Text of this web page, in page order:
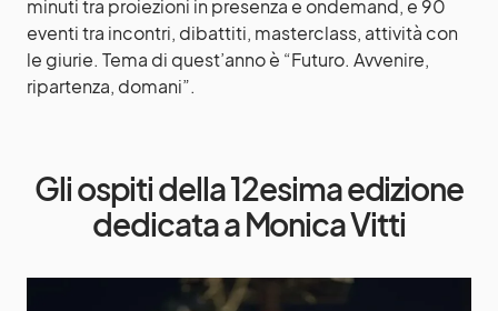
minuti tra proiezioni in presenza e ondemand, e 90
eventi tra incontri, dibattiti, masterclass, attività con
le giurie. Tema di quest’anno è “Futuro. Avvenire,
ripartenza, domani”.
Gli ospiti della 12esima edizione
dedicata a Monica Vitti